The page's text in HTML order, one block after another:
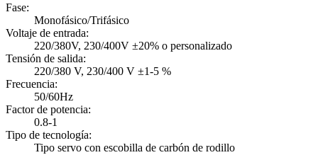
Fase:
Monofásico/Trifásico
Voltaje de entrada:
220/380V, 230/400V ±20% o personalizado
Tensión de salida:
220/380 V, 230/400 V ±1-5 %
Frecuencia:
50/60Hz
Factor de potencia:
0.8-1
Tipo de tecnología:
Tipo servo con escobilla de carbón de rodillo